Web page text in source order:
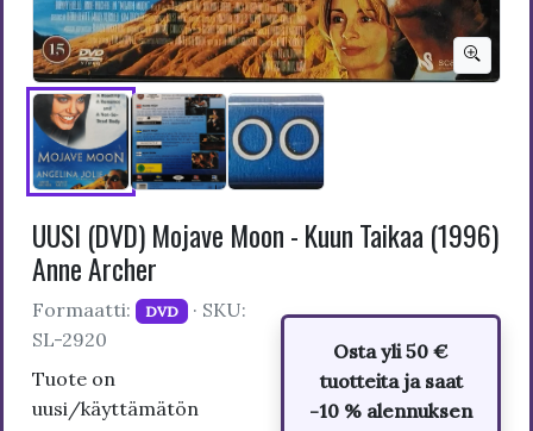
UUSI (DVD) Mojave Moon - Kuun Taikaa (1996)
Anne Archer
Formaatti: DVD · SKU:
SL-2920
Tuote on
uusi/käyttämätön
Osta yli 50 €
tuotteita ja saat
-10 % alennuksen